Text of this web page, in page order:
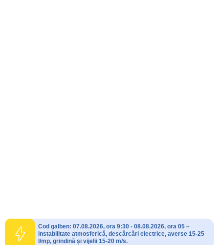
Cod galben: 07.08.2026, ora 9:30 - 08.08.2026, ora 05 –
instabilitate atmosferică, descărcări electrice, averse 15-25
l/mp, grindină și vijelii 15-20 m/s.